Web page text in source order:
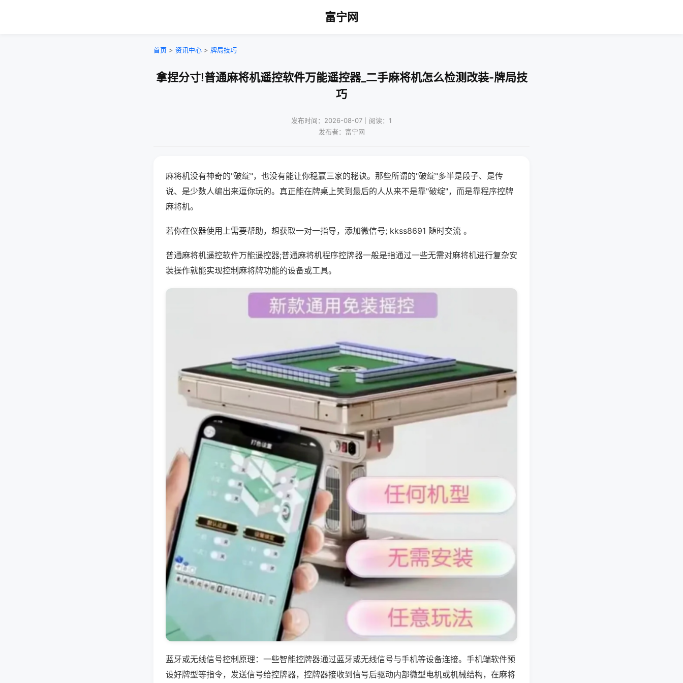
富宁网
首页 > 资讯中心 > 牌局技巧
拿捏分寸!普通麻将机遥控软件万能遥控器_二手麻将机怎么检测改装-牌局技
巧
发布时间：2026-08-07｜阅读：1
发布者：富宁网
麻将机没有神奇的"破绽"，也没有能让你稳赢三家的秘诀。那些所谓的"破绽"多半是段子、是传
说、是少数人编出来逗你玩的。真正能在牌桌上笑到最后的人从来不是靠"破绽"，而是靠程序控牌
麻将机。
若你在仪器使用上需要帮助，想获取一对一指导，添加微信号; kkss8691 随时交流 。
普通麻将机遥控软件万能遥控器;普通麻将机程序控牌器一般是指通过一些无需对麻将机进行复杂安
装操作就能实现控制麻将牌功能的设备或工具。
蓝牙或无线信号控制原理：一些智能控牌器通过蓝牙或无线信号与手机等设备连接。手机端软件预
设好牌型等指令，发送信号给控牌器，控牌器接收到信号后驱动内部微型电机或机械结构，在麻将